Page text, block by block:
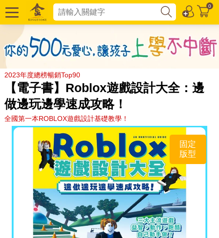
0
2023年度總榜暢銷Top90
【電子書】Roblox遊戲設計大全：邊
做邊玩邊學速成攻略！
全國第一本ROBLOX遊戲設計基礎教學！
固定
版型